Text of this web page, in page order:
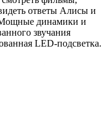
ответы Алисы и
динамики и
звучания
LED-подсветка.